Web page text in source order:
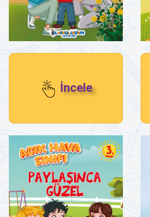
İncele
Aile Takımı